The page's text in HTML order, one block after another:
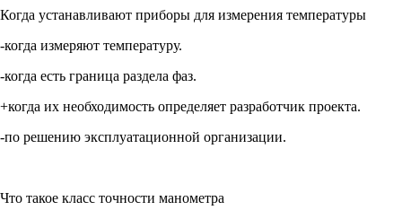
Когда устанавливают приборы для измерения температуры
-когда измеряют температуру.
-когда есть граница раздела фаз.
+когда их необходимость определяет разработчик проекта.
-по решению эксплуатационной организации.
Что такое класс точности манометра